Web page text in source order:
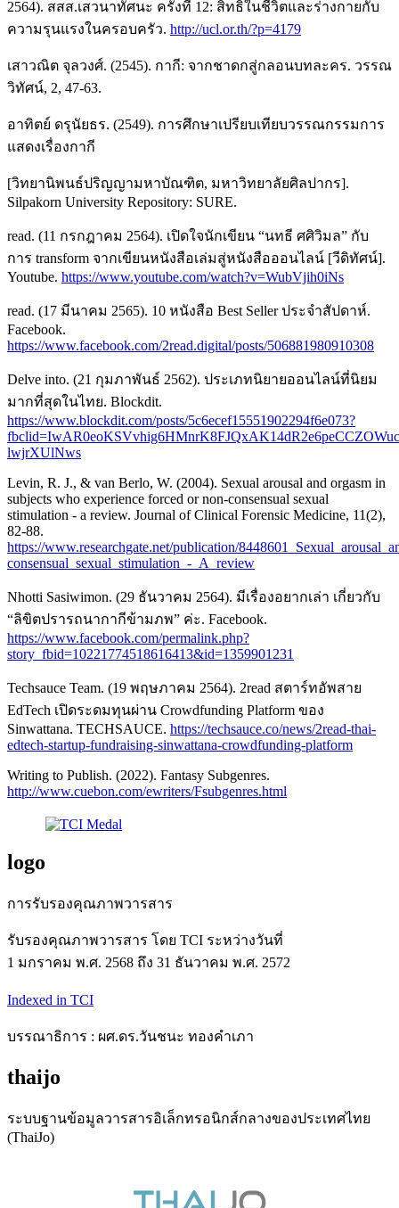
2564). สสส.เสวนาทัศนะ ครั้งที่ 12: สิทธิในชีวิตและร่างกายกับ
ความรุนแรงในครอบครัว. http://ucl.or.th/?p=4179
เสาวณิต จุลวงศ์. (2545). กากี: จากชาดกสู่กลอนบทละคร. วรรณ
วิทัศน์, 2, 47-63.
อาทิตย์ ดรุนัยธร. (2549). การศึกษาเปรียบเทียบวรรณกรรมการ
แสดงเรื่องกากี
[วิทยานิพนธ์ปริญญามหาบัณฑิต, มหาวิทยาลัยศิลปากร].
Silpakorn University Repository: SURE.
read. (11 กรกฎาคม 2564). เปิดใจนักเขียน “นทธี ศศิวิมล” กับ
การ transform จากเขียนหนังสือเล่มสู่หนังสือออนไลน์ [วีดิทัศน์].
Youtube. https://www.youtube.com/watch?v=WubVjih0iNs
read. (17 มีนาคม 2565). 10 หนังสือ Best Seller ประจำสัปดาห์.
Facebook.
https://www.facebook.com/2read.digital/posts/506881980910308
Delve into. (21 กุมภาพันธ์ 2562). ประเภทนิยายออนไลน์ที่นิยม
มากที่สุดในไทย. Blockdit.
https://www.blockdit.com/posts/5c6ecef15551902294f6e073?
lwjrXUlNws
Levin, R. J., & van Berlo, W. (2004). Sexual arousal and orgasm in
subjects who experience forced or non-consensual sexual
stimulation - a review. Journal of Clinical Forensic Medicine, 11(2),
82-88.
https://www.researchgate.net/publication/
consensual_sexual_stimulation_-_A_review
Nhotti Sasiwimon. (29 ธันวาคม 2564). มีเรื่องอยากเล่า เกี่ยวกับ
“ลิขิตปรารถนากากีข้ามภพ” ค่ะ. Facebook.
https://www.facebook.com/permalink.php?
story_fbid=10221774518616413&id=1359901231
Techsauce Team. (19 พฤษภาคม 2564). 2read สตาร์ทอัพสาย
EdTech เปิดระดมทุนผ่าน Crowdfunding Platform ของ
Sinwattana. TECHSAUCE. https://techsauce.co/news/2read-thai-
edtech-startup-fundraising-sinwattana-crowdfunding-platform
Writing to Publish. (2022). Fantasy Subgenres.
http://www.cuebon.com/ewriters/Fsubgenres.html
logo
การรับรองคุณภาพวารสาร
รับรองคุณภาพวารสาร โดย TCI ระหว่างวันที่
1 มกราคม พ.ศ. 2568 ถึง 31 ธันวาคม พ.ศ. 2572
Indexed in TCI
บรรณาธิการ : ผศ.ดร.วันชนะ ทองคำเภา
thaijo
ระบบฐานข้อมูลวารสารอิเล็กทรอนิกส์กลางของประเทศไทย
(ThaiJo)